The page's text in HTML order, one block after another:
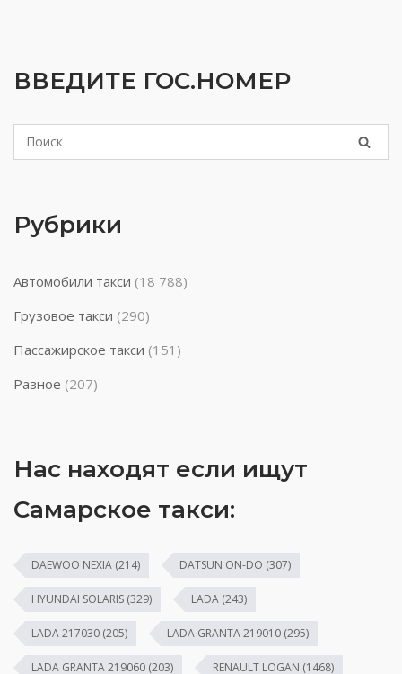
ВВЕДИТЕ ГОС.НОМЕР
Рубрики
Автомобили такси (18 788)
Грузовое такси (290)
Пассажирское такси (151)
Разное (207)
Нас находят если ищут
Самарское такси:
DAEWOO NEXIA (214) DATSUN ON-DO (307)
HYUNDAI SOLARIS (329) LADA (243)
LADA 217030 (205) LADA GRANTA 219010 (295)
LADA GRANTA 219060 (203) RENAULT LOGAN (1468)